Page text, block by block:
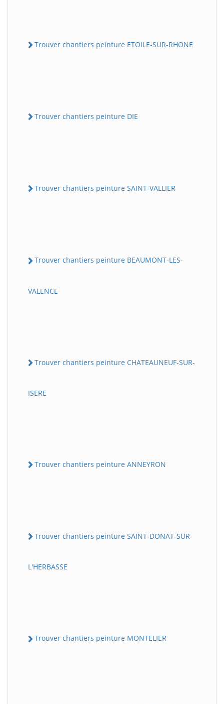
Trouver chantiers peinture ETOILE-SUR-RHONE
Trouver chantiers peinture DIE
Trouver chantiers peinture SAINT-VALLIER
Trouver chantiers peinture BEAUMONT-LES-
VALENCE
Trouver chantiers peinture CHATEAUNEUF-SUR-
ISERE
Trouver chantiers peinture ANNEYRON
Trouver chantiers peinture SAINT-DONAT-SUR-
L'HERBASSE
Trouver chantiers peinture MONTELIER